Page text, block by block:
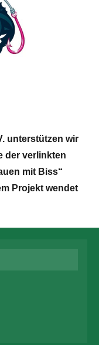
unterstützen wir
der verlinkten
mit Biss“
Projekt wendet